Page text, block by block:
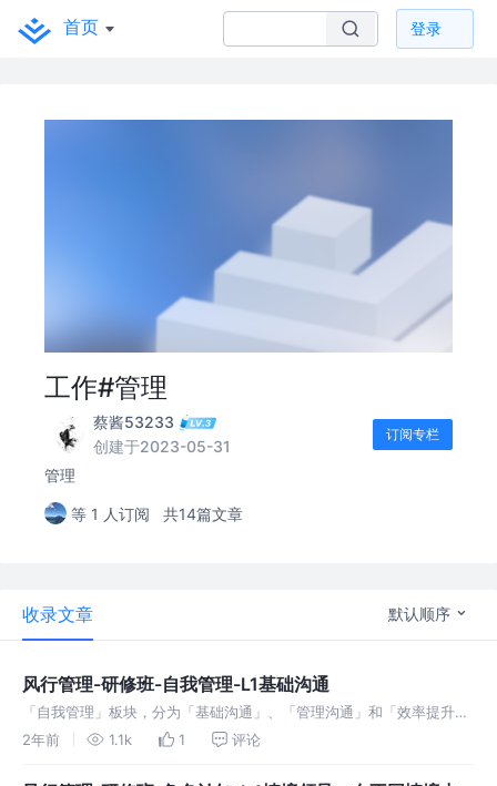
首页 登录
工作#管理
蔡酱53233
创建于2023-05-31
订阅专栏
管理
等 1 人订阅 共14篇文章
收录文章 默认顺序
风行管理-研修班-自我管理-L1基础沟通
「自我管理」板块，分为「基础沟通」、「管理沟通」和「效率提升」
三个单元。 库伯学习理论 基于「库伯学习理论」，一个好的学习需要
2年前 1.1k 1 评论